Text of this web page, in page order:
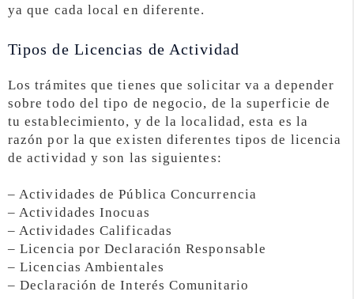
ya que cada local en diferente.
Tipos de Licencias de Actividad
Los trámites que tienes que solicitar va a depender
sobre todo del tipo de negocio, de la superficie de
tu establecimiento, y de la localidad, esta es la
razón por la que existen diferentes tipos de licencia
de actividad y son las siguientes:
– Actividades de Pública Concurrencia
– Actividades Inocuas
– Actividades Calificadas
– Licencia por Declaración Responsable
– Licencias Ambientales
– Declaración de Interés Comunitario